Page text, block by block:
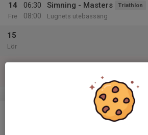
14
Fre
06:30
08:00
Simning - Masters Triathlon
Lugnets utebassäng
15
Lör
16
v.34
Träning uppstart tidigare